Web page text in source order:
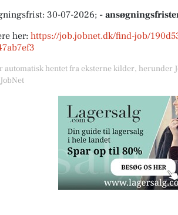
30-07-2026; -
her: https://job.jobnet.dk/find-job/
automatisk hentet fra eksterne kilder, herunder